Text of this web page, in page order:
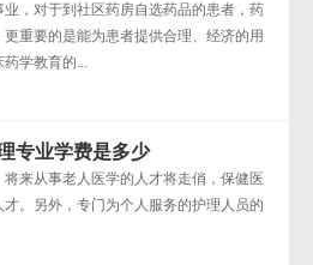
，对于到社区药房自选药品的患者，药
重要的是能为患者提供合理、经济的用
学教育的...
专业学费是多少
来从事老人医学的人才将走俏，保健医
。另外，专门为个人服务的护理人员的